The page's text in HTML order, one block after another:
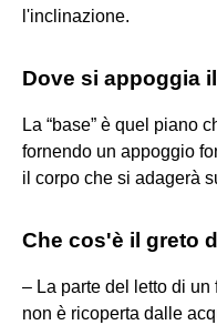
l'inclinazione.
Dove si appoggia
La “base” è quel piano
fornendo un appoggio
il corpo che si adagerà
Che cos'è il greto
– La parte del letto di un
non è ricoperta dalle